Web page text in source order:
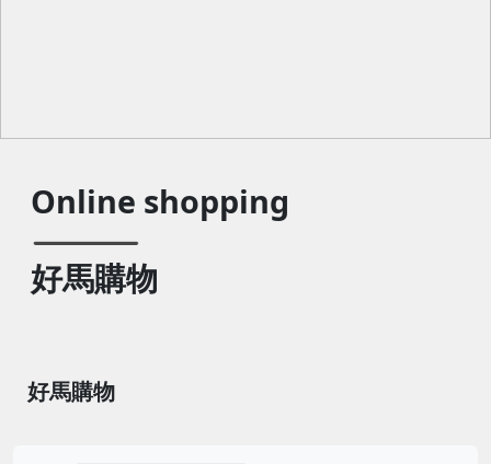
Online shopping
好馬購物
好馬購物